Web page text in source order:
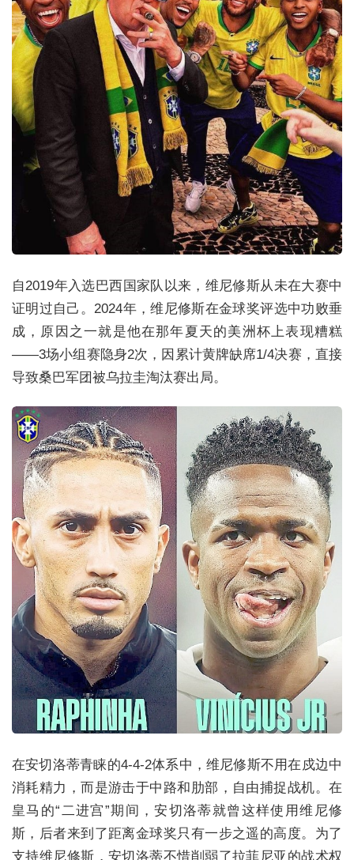
自2019年入选巴西国家队以来，维尼修斯从未在大赛中
证明过自己。2024年，维尼修斯在金球奖评选中功败垂
成，原因之一就是他在那年夏天的美洲杯上表现糟糕
——3场小组赛隐身2次，因累计黄牌缺席1/4决赛，直接
导致桑巴军团被乌拉圭淘汰赛出局。
在安切洛蒂青睐的4-4-2体系中，维尼修斯不用在戍边中
消耗精力，而是游击于中路和肋部，自由捕捉战机。在
皇马的“二进宫”期间，安切洛蒂就曾这样使用维尼修
斯，后者来到了距离金球奖只有一步之遥的高度。为了
支持维尼修斯，安切洛蒂不惜削弱了拉菲尼亚的战术权